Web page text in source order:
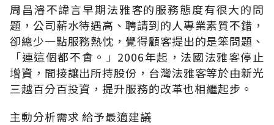
周昌濬不諱言早期法雅客的服務態度有很大的問
題，公司薪水待遇高、聘請到的人專業素質不錯，
卻總少一點服務熱忱，覺得顧客提出的是笨問題、
「連這個都不會。」2006年起，法國法雅客停止
增資，間接讓出所持股份，台灣法雅客等於由新光
三越百分百投資，提升服務的改革也相繼起步。
主動分析需求 給予最適建議